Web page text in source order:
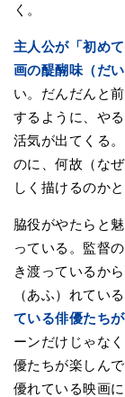
く。
主人公が「初め
画の醍醐味（だ
い。だんだんと
するように、や
活気が出てくる
のに、何故（な
しく描けるのか
脇役がやたらと
っている。監督
き渡っているか
（あふ）れてい
ている俳優たち
ーンだけじゃな
優たちが楽しん
優れている映画